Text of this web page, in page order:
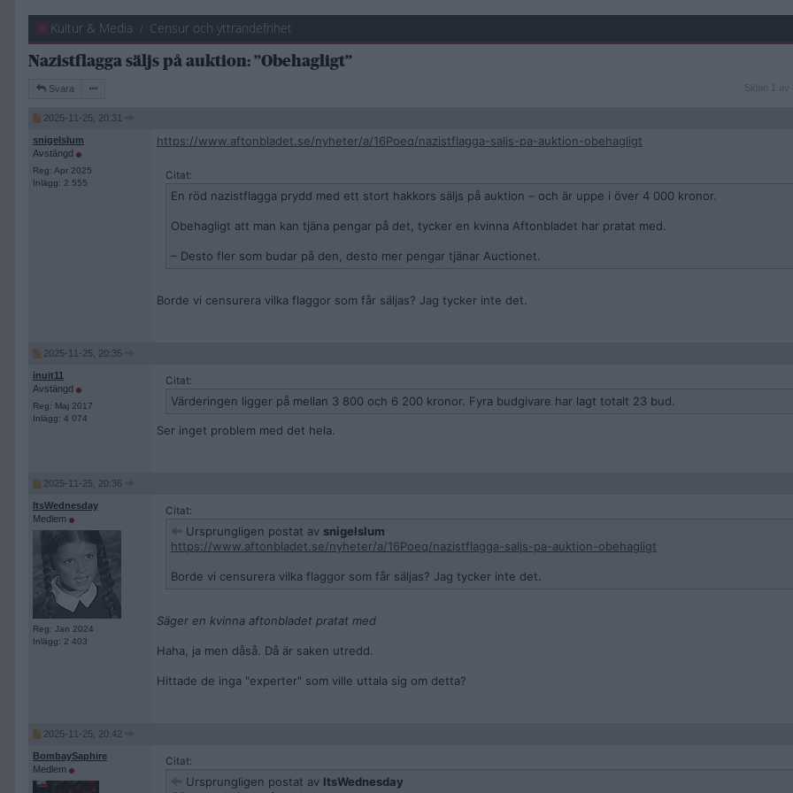
Kultur & Media Censur och yttrandefrihet
Nazistflagga säljs på auktion: ”Obehagligt”
Svara
Sidan
Sidan 1 av 8
2025-11-25, 20:31
snigelslum
Avstängd
Reg: Apr 2025
Inlägg: 2 555
https://www.aftonbladet.se/nyheter/a/16Poeq/nazistflagga-saljs-pa-auktion-obehagligt
Citat:
En röd nazistflagga prydd med ett stort hakkors säljs på auktion – och är uppe i över 4 000 kronor.
Obehagligt att man kan tjäna pengar på det, tycker en kvinna Aftonbladet har pratat med.
– Desto fler som budar på den, desto mer pengar tjänar Auctionet.
Borde vi censurera vilka flaggor som får säljas? Jag tycker inte det.
2025-11-25, 20:35
inuit11
Avstängd
Reg: Maj 2017
Inlägg: 4 074
Citat:
Värderingen ligger på mellan 3 800 och 6 200 kronor. Fyra budgivare har lagt totalt 23 bud.
Ser inget problem med det hela.
2025-11-25, 20:36
ItsWednesday
Medlem
Reg: Jan 2024
Inlägg: 2 403
Citat:
Ursprungligen postat av snigelslum
https://www.aftonbladet.se/nyheter/a/16Poeq/nazistflagga-saljs-pa-auktion-obehagligt
Borde vi censurera vilka flaggor som får säljas? Jag tycker inte det.
Säger en kvinna aftonbladet pratat med
Haha, ja men dåså. Då är saken utredd.
Hittade de inga "experter" som ville uttala sig om detta?
2025-11-25, 20:42
BombaySaphire
Medlem
Citat:
Ursprungligen postat av ItsWednesday